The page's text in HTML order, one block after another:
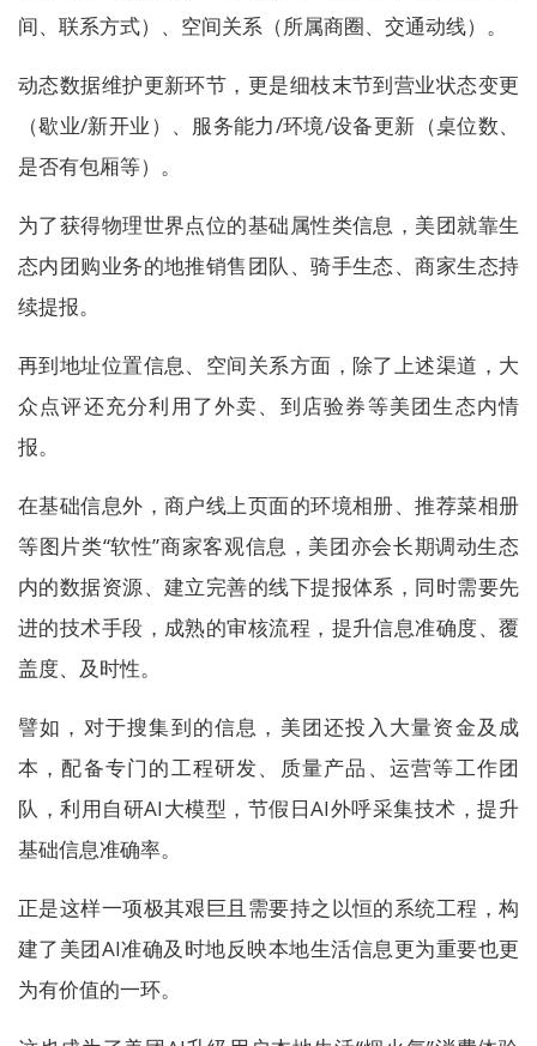
间、联系方式）、空间关系（所属商圈、交通动线）。
动态数据维护更新环节，更是细枝末节到营业状态变更
（歇业/新开业）、服务能力/环境/设备更新（桌位数、
是否有包厢等）。
为了获得物理世界点位的基础属性类信息，美团就靠生
态内团购业务的地推销售团队、骑手生态、商家生态持
续提报。
再到地址位置信息、空间关系方面，除了上述渠道，大
众点评还充分利用了外卖、到店验券等美团生态内情
报。
在基础信息外，商户线上页面的环境相册、推荐菜相册
等图片类“软性”商家客观信息，美团亦会长期调动生态
内的数据资源、建立完善的线下提报体系，同时需要先
进的技术手段，成熟的审核流程，提升信息准确度、覆
盖度、及时性。
譬如，对于搜集到的信息，美团还投入大量资金及成
本，配备专门的工程研发、质量产品、运营等工作团
队，利用自研AI大模型，节假日AI外呼采集技术，提升
基础信息准确率。
正是这样一项极其艰巨且需要持之以恒的系统工程，构
建了美团AI准确及时地反映本地生活信息更为重要也更
为有价值的一环。